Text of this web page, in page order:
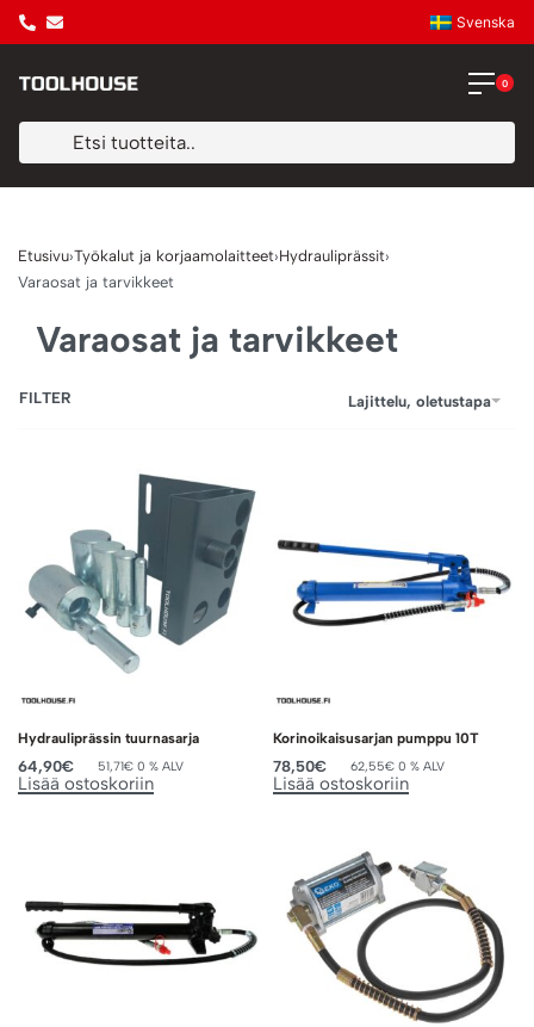
Svenska
0
Etusivu›Työkalut ja korjaamolaitteet›Hydrauliprässit›
Varaosat ja tarvikkeet
Varaosat ja tarvikkeet
Lajittelu, oletustapa
FILTER
Hydrauliprässin tuurnasarja
64,90€ 51,71€ 0 % ALV
Lisää ostoskoriin
Korinoikaisusarjan pumppu 10T
78,50€ 62,55€ 0 % ALV
Lisää ostoskoriin